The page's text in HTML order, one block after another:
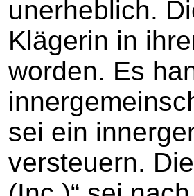
unerheblich.
Klägerin in
worden. Es
sei ein
versteuern.